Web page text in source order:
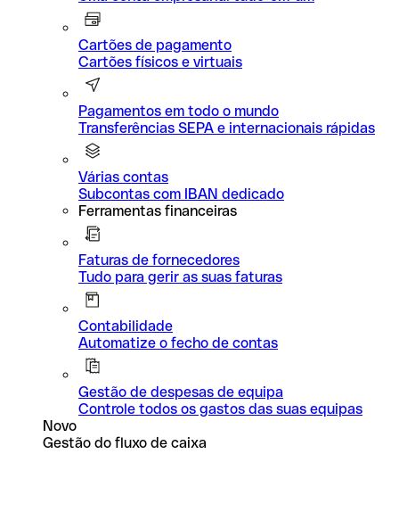
Cartões de pagamento
Cartões físicos e virtuais
Pagamentos em todo o mundo
Transferências SEPA e internacionais rápidas
Várias contas
Subcontas com IBAN dedicado
Ferramentas financeiras
Faturas de fornecedores
Tudo para gerir as suas faturas
Contabilidade
Automatize o fecho de contas
Gestão de despesas de equipa
Controle todos os gastos das suas equipas
Novo
Gestão do fluxo de caixa